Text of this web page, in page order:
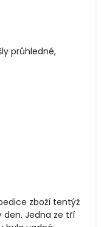
průhledné,
zboží tentýž
den. Jedna ze tří